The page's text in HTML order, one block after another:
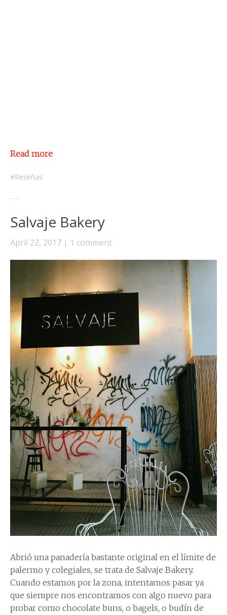
Read more
Reseñas
Salvaje Bakery
April 22, 2017 1 comment
Abrió una panadería bastante original en el límite de
palermo y colegiales, se trata de Salvaje Bakery.
Cuando estamos por la zona, intentamos pasar ya
que siempre nos encontramos con algo nuevo para
probar como chocolate buns, o bagels, o budín de